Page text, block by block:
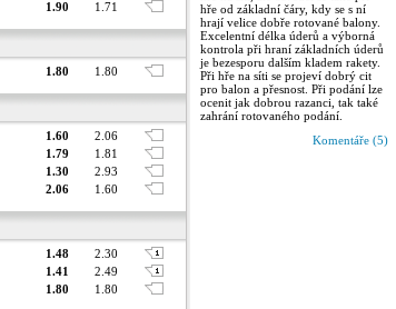
1.90 1.71
1.80 1.80
1.60 2.06
1.79 1.81
1.30 2.93
2.06 1.60
1.48 2.30
1.41 2.49
1.80 1.80
hře od základní čáry, kdy se s ní
hrají velice dobře rotované balony.
Excelentní délka úderů a výborná
kontrola při hraní základních úderů
je bezesporu dalším kladem rakety.
Při hře na síti se projeví dobrý cit
pro balon a přesnost. Při podání lze
ocenit jak dobrou razanci, tak také
zahrání rotovaného podání.
Komentáře (5)